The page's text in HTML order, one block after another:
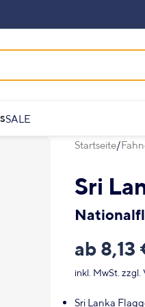
SALE
Startseite
Sri
ab 8,13
inkl. MwSt. zzgl.
Sri Lanka